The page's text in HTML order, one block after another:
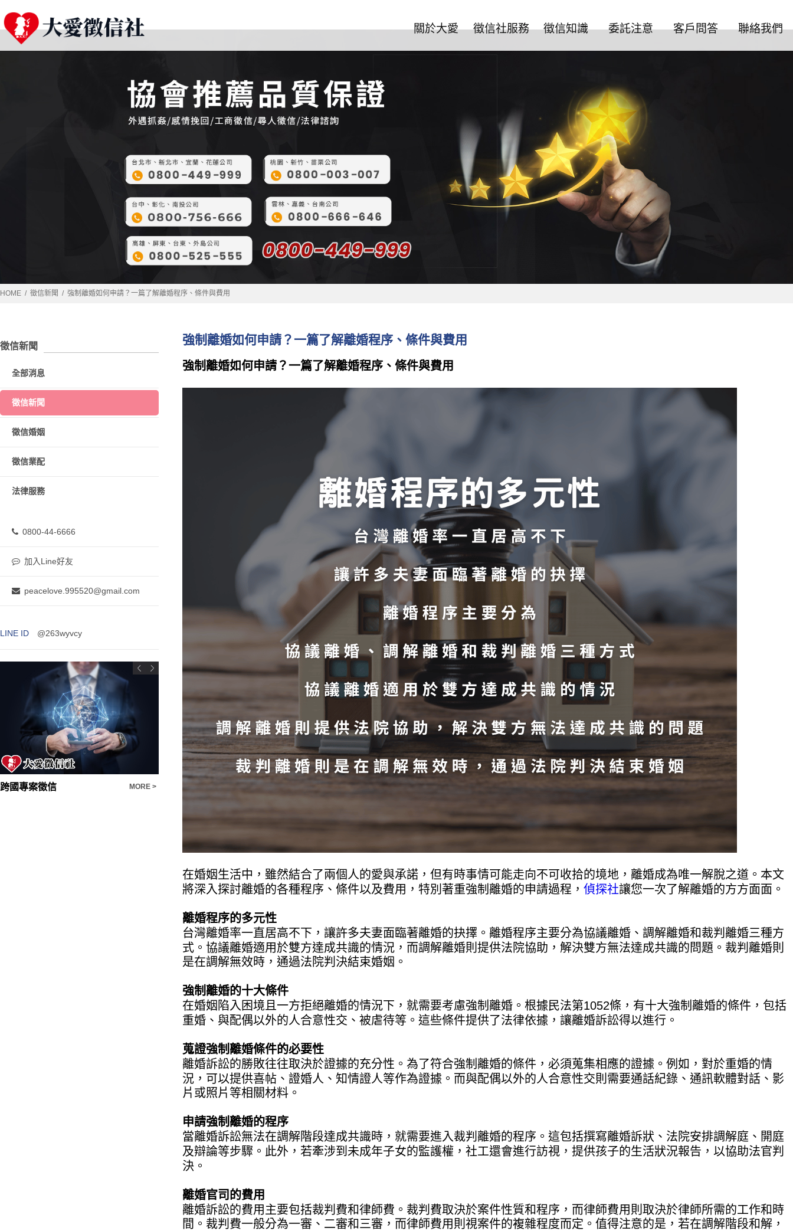
關於大愛 徵信社服務 徵信知識 委託注意 客戶問答 聯絡我們
HOME 徵信新聞 強制離婚如何申請？一篇了解離婚程序、條件與費用
強制離婚如何申請？一篇了解離婚程序、條件與費用
強制離婚如何申請？一篇了解離婚程序、條件與費用
在婚姻生活中，雖然結合了兩個人的愛與承諾，但有時事情可能走向不可收拾的境地，離婚成為唯一解脫之道。本文
將深入探討離婚的各種程序、條件以及費用，特別著重強制離婚的申請過程，偵探社讓您一次了解離婚的方方面面。
離婚程序的多元性
台灣離婚率一直居高不下，讓許多夫妻面臨著離婚的抉擇。離婚程序主要分為協議離婚、調解離婚和裁判離婚三種方
式。協議離婚適用於雙方達成共識的情況，而調解離婚則提供法院協助，解決雙方無法達成共識的問題。裁判離婚則
是在調解無效時，通過法院判決結束婚姻。
強制離婚的十大條件
在婚姻陷入困境且一方拒絕離婚的情況下，就需要考慮強制離婚。根據民法第1052條，有十大強制離婚的條件，包括
重婚、與配偶以外的人合意性交、被虐待等。這些條件提供了法律依據，讓離婚訴訟得以進行。
蒐證強制離婚條件的必要性
離婚訴訟的勝敗往往取決於證據的充分性。為了符合強制離婚的條件，必須蒐集相應的證據。例如，對於重婚的情
況，可以提供喜帖、證婚人、知情證人等作為證據。而與配偶以外的人合意性交則需要通話紀錄、通訊軟體對話、影
片或照片等相關材料。
申請強制離婚的程序
當離婚訴訟無法在調解階段達成共識時，就需要進入裁判離婚的程序。這包括撰寫離婚訴狀、法院安排調解庭、開庭
及辯論等步驟。此外，若牽涉到未成年子女的監護權，社工還會進行訪視，提供孩子的生活狀況報告，以協助法官判
決。
離婚官司的費用
離婚訴訟的費用主要包括裁判費和律師費。裁判費取決於案件性質和程序，而律師費用則取決於律師所需的工作和時
間。裁判費一般分為一審、二審和三審，而律師費用則視案件的複雜程度而定。值得注意的是，若在調解階段和解，
徵信新聞
全部消息
徵信新聞
徵信婚姻
徵信業配
法律服務
0800-44-6666
加入Line好友
peacelove.995520@gmail.com
LINE ID @263wyvcy
跨國專案徵信 MORE > 感情挽回 婚前徵信 外遇抓姦